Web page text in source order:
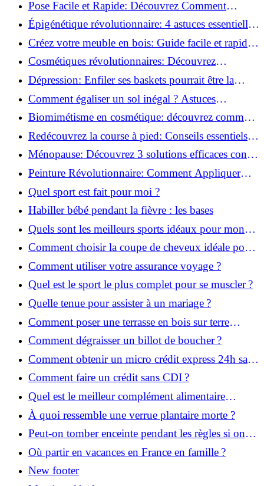
Pose Facile et Rapide: Découvrez Comment
Monter des Carreaux de Béton Cellulaire!
Épigénétique révolutionnaire: 4 astuces essentielles
pour transformer votre bien-être!
Créez votre meuble en bois: Guide facile et rapide
pour débutants!
Cosmétiques révolutionnaires: Découvrez
comment les fermes verticales transforment la
beauté!
Dépression: Enfiler ses baskets pourrait être la
solution!
Comment égaliser un sol inégal ? Astuces
infaillibles pour réussir !
Biomimétisme en cosmétique: découvrez comment
la nature inspire l'avenir des soins beauté!
Redécouvrez la course à pied: Conseils essentiels
pour reprendre!
Ménopause: Découvrez 3 solutions efficaces contre
les bouffées de chaleur!
Peinture Révolutionnaire: Comment Appliquer
Deux Couleurs Sur Une Porte!
Quel sport est fait pour moi ?
Habiller bébé pendant la fièvre : les bases
Quels sont les meilleurs sports idéaux pour mon
enfant ?
Comment choisir la coupe de cheveux idéale pour
votre visage ?
Comment utiliser votre assurance voyage ?
Quel est le sport le plus complet pour se muscler ?
Quelle tenue pour assister à un mariage ?
Comment poser une terrasse en bois sur terre
battue ?
Comment dégraisser un billot de boucher ?
Comment obtenir un micro crédit express 24h sans
justificatif ?
Comment faire un crédit sans CDI ?
Quel est le meilleur complément alimentaire
cheveux efficace ? Notre avis dans cet article
À quoi ressemble une verrue plantaire morte ?
Peut-on tomber enceinte pendant les règles si on
prend la pilule ?
Où partir en vacances en France en famille ?
New footer